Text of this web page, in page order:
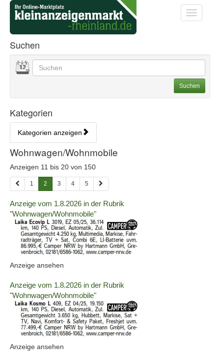
Startseite
Startseite
Toggle
Kategorien & Anzeigen
Suchen
Suchoptionen
Datum Geben Sie hier Ihre Suchbegriffe ein. Sie können
Suchen
Kategorien
Kategorien anzeigen
Rubrik:
Wohnwagen/Wohnmobile
Anzeigen 11 bis 20 von 150
1 2 3 4 5
Details
der
Anzeige
2063695
anzeigen
Info:
Anzeige vom 1.8.2026 in der Rubrik
"Wohnwagen/Wohnmobile"
Anzeige ansehen
Details
der
Anzeige
2063696
anzeigen
Info:
Anzeige vom 1.8.2026 in der Rubrik
"Wohnwagen/Wohnmobile"
Anzeige ansehen